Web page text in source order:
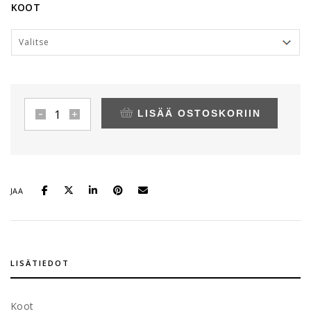
KOOT
LOVE
Loose
neuletakki,
vaalea
LISÄÄ OSTOSKORIIN
JAA
LISÄTIEDOT
Koot